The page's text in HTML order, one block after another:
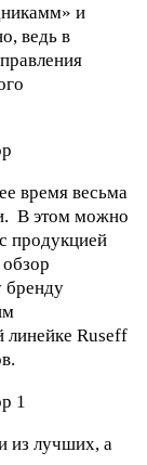
и
ведь в
время весьма
В этом можно
продукцией
бренду
линейке Ruseff
из лучших, а